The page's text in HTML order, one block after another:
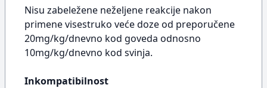
Nisu zabeležene neželjene reakcije nakon
primene visestruko veće doze od preporučene
20mg/kg/dnevno kod goveda odnosno
10mg/kg/dnevno kod svinja.
Inkompatibilnost